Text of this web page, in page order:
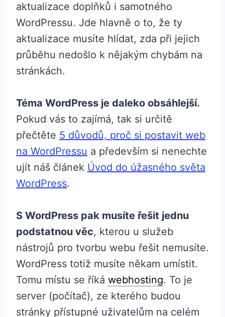
aktualizace doplňků i samotného
WordPressu. Jde hlavně o to, že ty
aktualizace musíte hlídat, zda při jejich
průběhu nedošlo k nějakým chybám na
stránkách.
Téma WordPress je daleko obsáhlejší.
Pokud vás to zajímá, tak si určitě
přečtěte 5 důvodů, proč si postavit web
na WordPressu a především si nenechte
ujít náš článek Úvod do úžasného světa
WordPress.
S WordPress pak musíte řešit jednu
podstatnou věc, kterou u služeb
nástrojů pro tvorbu webu řešit nemusíte.
WordPress totiž musíte někam umístit.
Tomu místu se říká webhosting. To je
server (počítač), ze kterého budou
stránky přístupné uživatelům na celém